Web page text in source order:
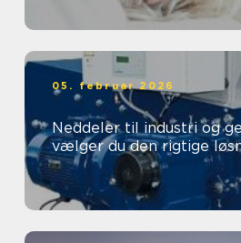
05. februar 2026
Neddeler til industri og
vælger du den rigtige